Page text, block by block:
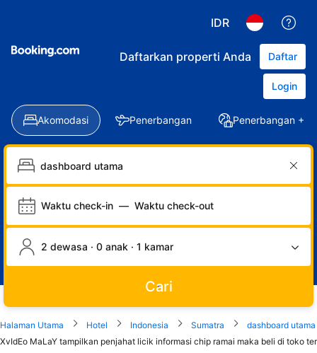
IDR
Daftarkan properti Anda Daftar
Login
Akomodasi Penerbangan Penerbangan +
Waktu check-in — Waktu check-out
2 dewasa · 0 anak · 1 kamar
Cari
Halaman Utama Hotel Indonesia Sumatra
dashboard utama
XvIdEo MaLaY tampilkan penjahat licik informasi chip ramai maka beli di toko